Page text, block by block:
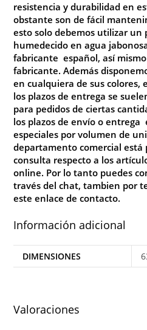
resistencia y durabilidad en
obstante son de fácil
esto solo debemos utilizar un
humedecido en agua
fabricante español, así
fabricante. Además
en cualquiera de sus colores,
los plazos de entrega se
para pedidos de ciertas
los plazos de envío o
especiales por volumen de
departamento comercial
consulta respecto a los
online. Por lo tanto puedes
través del chat, tambien por
este enlace decontacto.
Información adicional
DIMENSIONES
Valoraciones